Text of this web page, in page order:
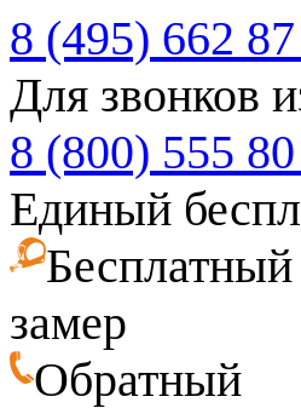
8 (495) 662
Для звонков
8 (800) 555
Единый
Бесплатный
замер
Обратный